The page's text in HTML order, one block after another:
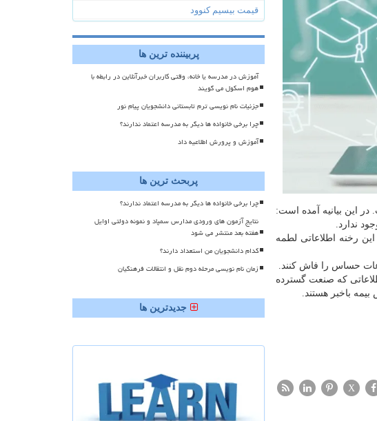
این بیانیه آمده است:
ندارد.
از این رخنه اطلاعاتی لطمه
حساس را فاش کنند.
که صنعت گسترده
باخبر هستند.
X
قیمت بیسیم کنوود
پربیننده ترین ها
آموزش در مدرسه یا خانه، وقتی کاربران خبرآنلاین در رابطه با
هوم اسکول می گویند
جزئیات نام نویسی ترم تابستانی دانشجویان پیام نور
چرا برخی خانواده ها دیگر به مدرسه اعتماد ندارند؟
آموزش و پرورش اطلاعیه داد
پربحث ترین ها
چرا برخی خانواده ها دیگر به مدرسه اعتماد ندارند؟
نتایج آزمون های ورودی مدارس سمپاد و نمونه دولتی اوایل
هفته بعد منتشر می شود
کدام دانشجویان من استعداد دارند؟
زمان نام نویسی مرحله دوم نقل و انتقالات فرهنگیان
جدیدترین ها